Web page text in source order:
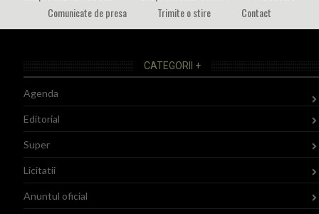
Comunicate de presa
Trimite o stire Contact
CATEGORII +
Agenda
Editorial
Super
Licitatii
Anuntul oficial